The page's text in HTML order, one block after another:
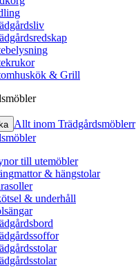
& Grill
Allt inom Trädgårdsmöblerr
till utemöbler
& hängstolar
& underhåll